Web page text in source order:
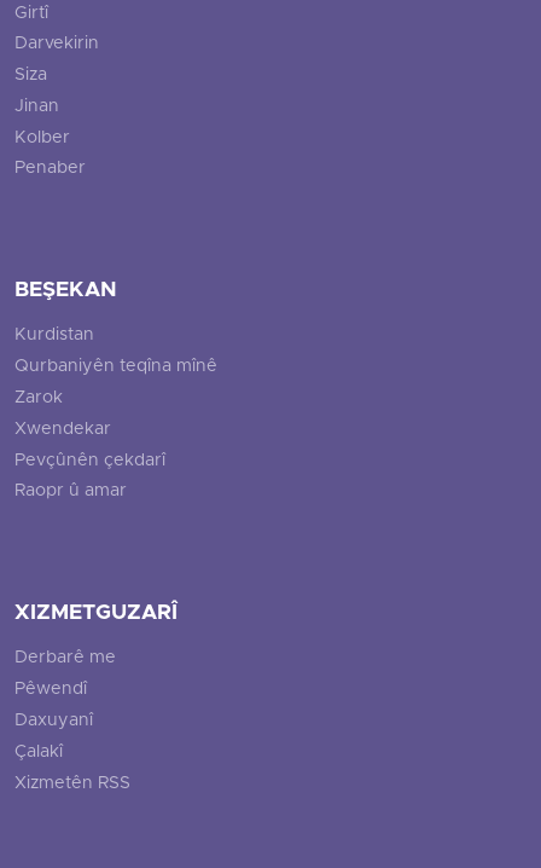
Girtî
Darvekirin
Siza
Jinan
Kolber
Penaber
BEŞEKAN
Kurdistan
Qurbaniyên teqîna mînê
Zarok
Xwendekar
Pevçûnên çekdarî
Raopr û amar
XIZMETGUZARÎ
Derbarê me
Pêwendî
Daxuyanî
Çalakî
Xizmetên RSS